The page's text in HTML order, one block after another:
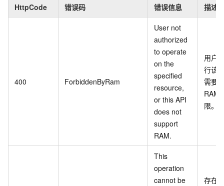
HttpCode 错误码 错误信息 描述
400 ForbiddenByRam
User not
authorized
to operate
on the
specified
resource,
or this API
does not
support
RAM.
用户
行该
需要
RAM
限。
This
operation
cannot be
存在